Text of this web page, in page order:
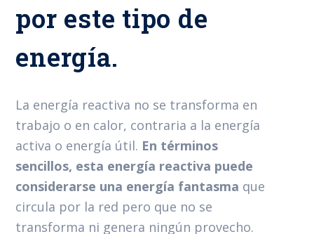
por este tipo de
energía.
La energía reactiva no se transforma en
trabajo o en calor, contraria a la energía
activa o energía útil. En términos
sencillos, esta energía reactiva puede
considerarse una energía fantasma que
circula por la red pero que no se
transforma ni genera ningún provecho.